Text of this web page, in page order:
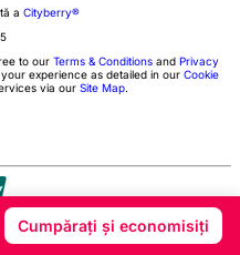
a Cityberry®
to our Terms & Conditions and Privacy
experience as detailed in our Cookie
via our Site Map.
Cumpărați și economisiți